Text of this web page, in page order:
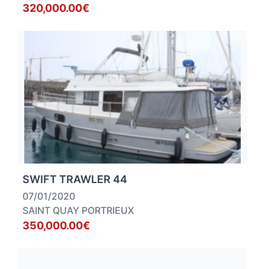
320,000.00€
SWIFT TRAWLER 44
07/01/2020
SAINT QUAY PORTRIEUX
350,000.00€